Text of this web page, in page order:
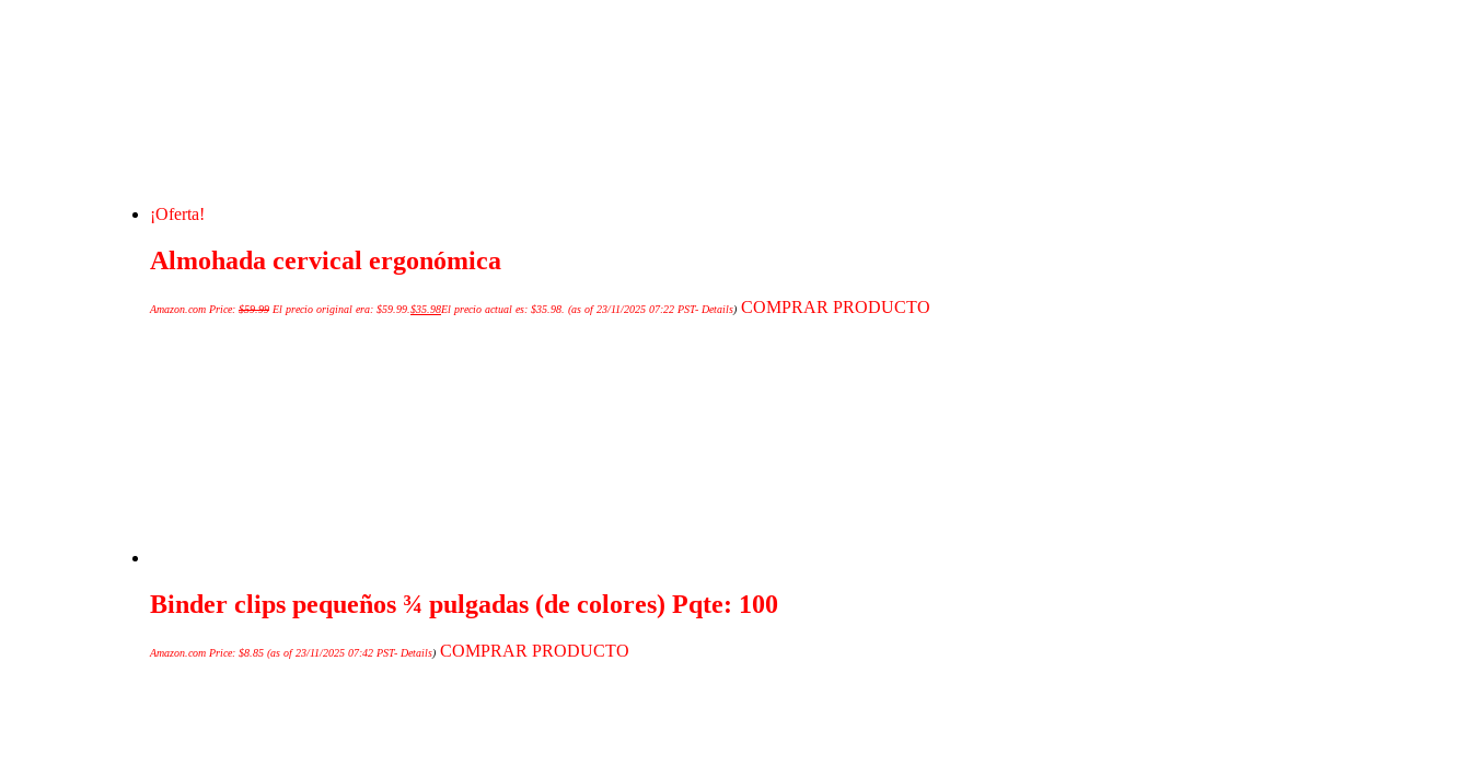
¡Oferta!
Almohada cervical ergonómica
Amazon.com Price: $59.99 El precio original era: $59.99. $35.98El precio actual es: $35.98. (as of 23/11/2025 07:22 PST- Details) COMPRAR PRODUCTO
Binder clips pequeños ¾ pulgadas (de colores) Pqte: 100
Amazon.com Price: $8.85 (as of 23/11/2025 07:42 PST- Details) COMPRAR PRODUCTO